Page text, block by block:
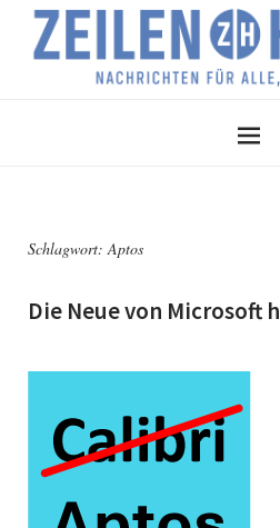
Schlagwort: Aptos
Die Neue von Microsoft